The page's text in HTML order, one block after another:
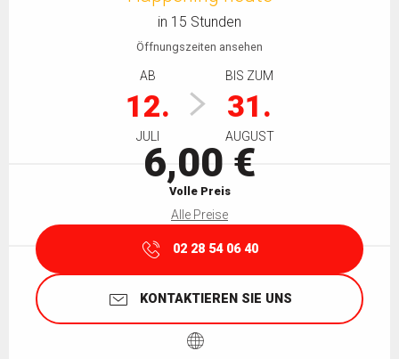
in 15 Stunden
Öffnungszeiten ansehen
AB
12.
JULI
BIS ZUM
31.
AUGUST
6,00 €
Volle Preis
Alle Preise
02 28 54 06 40
KONTAKTIEREN SIE UNS